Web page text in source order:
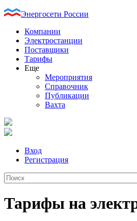
Энергосети России
Компании
Электростанции
Поставщики
Тарифы
Еще
Мероприятия
Справочник
Публикации
Вахта
Вход
Регистрация
Тарифы на